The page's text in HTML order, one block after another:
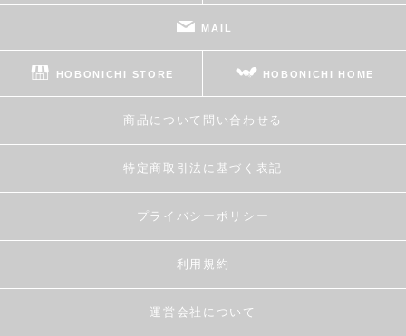
MAIL
HOBONICHI STORE HOBONICHI HOME
商品について問い合わせる
特定商取引法に基づく表記
プライバシーポリシー
利用規約
運営会社について